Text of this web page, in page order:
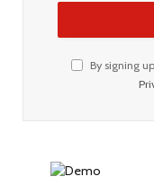
By signing